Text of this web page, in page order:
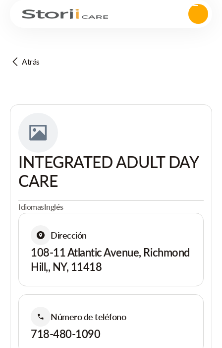
Atrás
INTEGRATED ADULT DAY
CARE
IdiomasInglés
Dirección
108-11 Atlantic Avenue, Richmond
Hill,, NY, 11418
Número de teléfono
718-480-1090